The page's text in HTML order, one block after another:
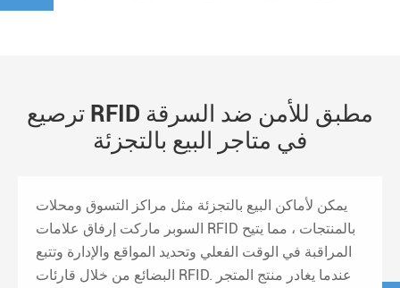
ترصيع RFID مطبق للأمن ضد السرقة
في متاجر البيع بالتجزئة
يمكن لأماكن البيع بالتجزئة مثل مراكز التسوق ومحلات
السوبر ماركت إرفاق علامات RFID بالمنتجات ، مما يتيح
المراقبة في الوقت الفعلي وتحديد المواقع والإدارة وتتبع
البضائع من خلال قارئات RFID. عندما يغادر منتج المتجر